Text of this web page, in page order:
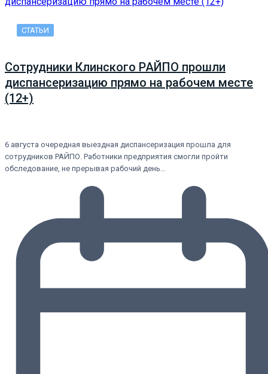
СТАТЬИ
Сотрудники Клинского РАЙПО прошли
диспансеризацию прямо на рабочем месте
(12+)
6 августа очередная выездная диспансеризация прошла для
сотрудников РАЙПО. Работники предприятия смогли пройти
обследование, не прерывая рабочий день…